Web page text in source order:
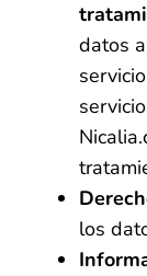
datos
los